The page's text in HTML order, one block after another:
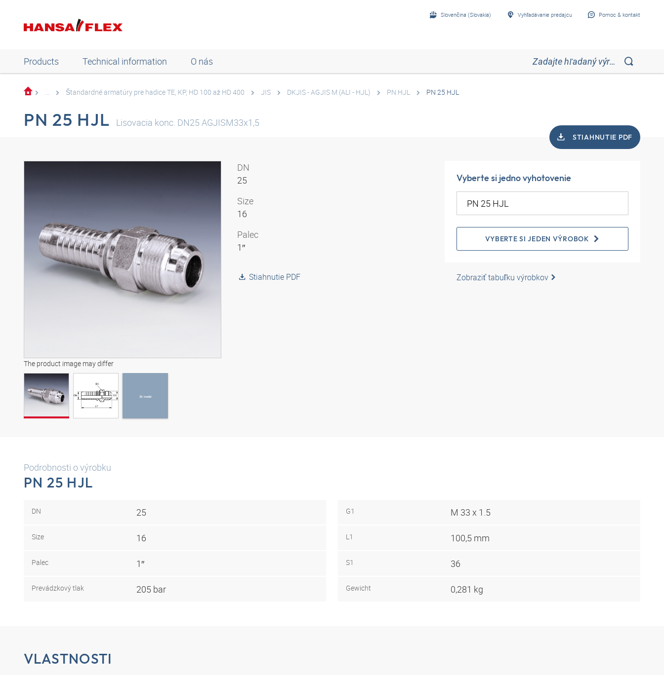
Slovenčina (Slovakia) Vyhľadávanie predajcu Pomoc & kontakt
Products Technical information O nás
... Štandardné armatúry pre hadice TE, KP, HD 100 až HD 400 JIS DKJIS - AGJIS M (ALI - HJL) PN HJL PN 25 HJL
PN 25 HJL Lisovacia konc. DN25 AGJISM33x1,5
STIAHNUTIE PDF
The product image may differ
3D model
3D model
DN
25
Size
16
Palec
1″
Stiahnutie PDF
Vyberte si jedno vyhotovenie
VYBERTE SI JEDEN VÝROBOK
Zobraziť tabuľku výrobkov
Podrobnosti o výrobku
PN 25 HJL
DN 25
Size 16
Palec 1″
Prevádzkový tlak 205 bar
G1 M 33 x 1.5
L1 100,5 mm
S1 36
Gewicht 0,281 kg
VLASTNOSTI